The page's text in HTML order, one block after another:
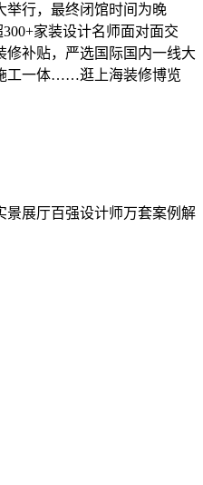
举行，最终闭馆时间为晚
家装设计名师面对面交
补贴，严选国际国内一线大
工一体……逛上海装修博览
景展厅百强设计师万套案例解